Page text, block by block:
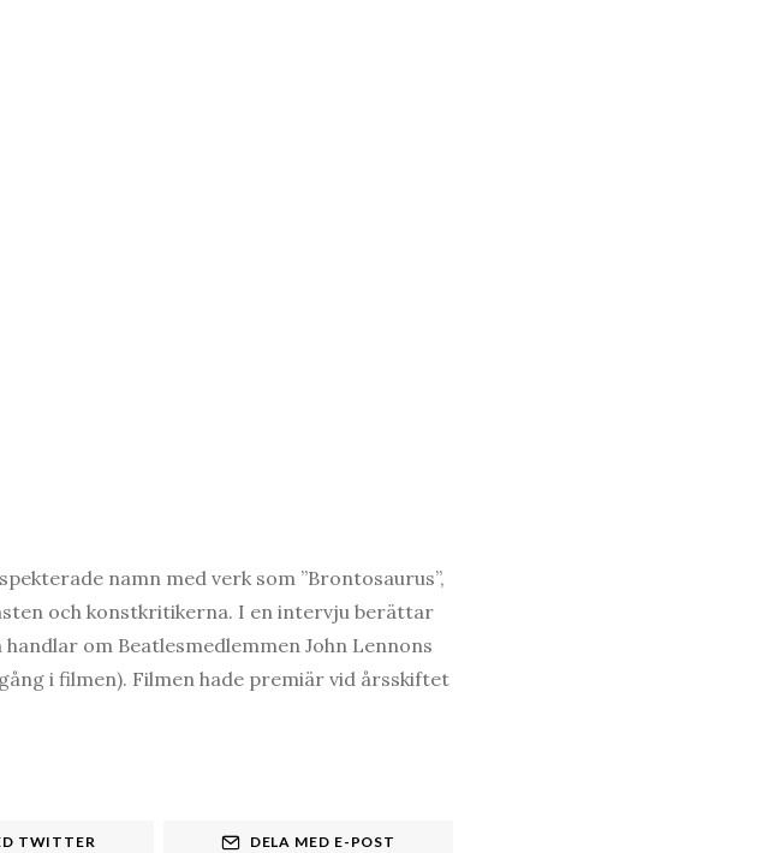
namn med verk som ”Brontosaurus”,
och konstkritikerna. I en intervju berättar
om Beatlesmedlemmen John Lennons
i filmen). Filmen hade premiär vid årsskiftet
TWITTER DELA MED E-POST